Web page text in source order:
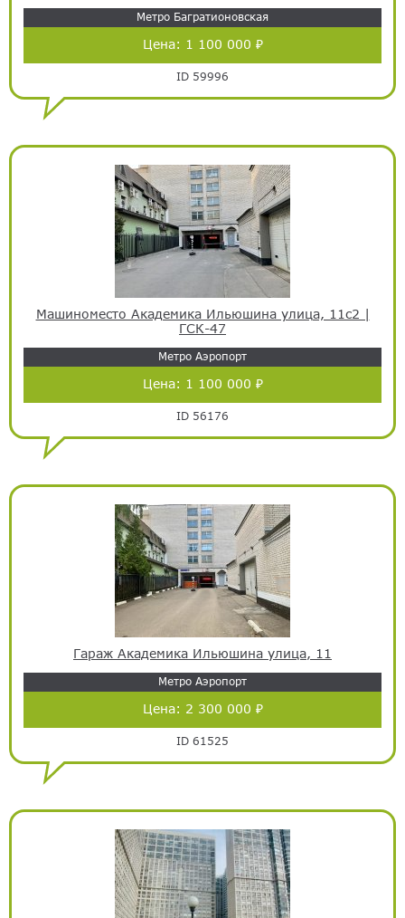
Метро Багратионовская
Цена: 1 100 000 ₽
ID 59996
Машиноместо Академика Ильюшина улица, 11с2 |
ГСК-47
Метро Аэропорт
Цена: 1 100 000 ₽
ID 56176
Гараж Академика Ильюшина улица, 11
Метро Аэропорт
Цена: 2 300 000 ₽
ID 61525